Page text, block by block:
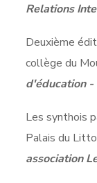
Relations
Deuxième
collège du
d'éducation -
Les synthois
Palais du
association